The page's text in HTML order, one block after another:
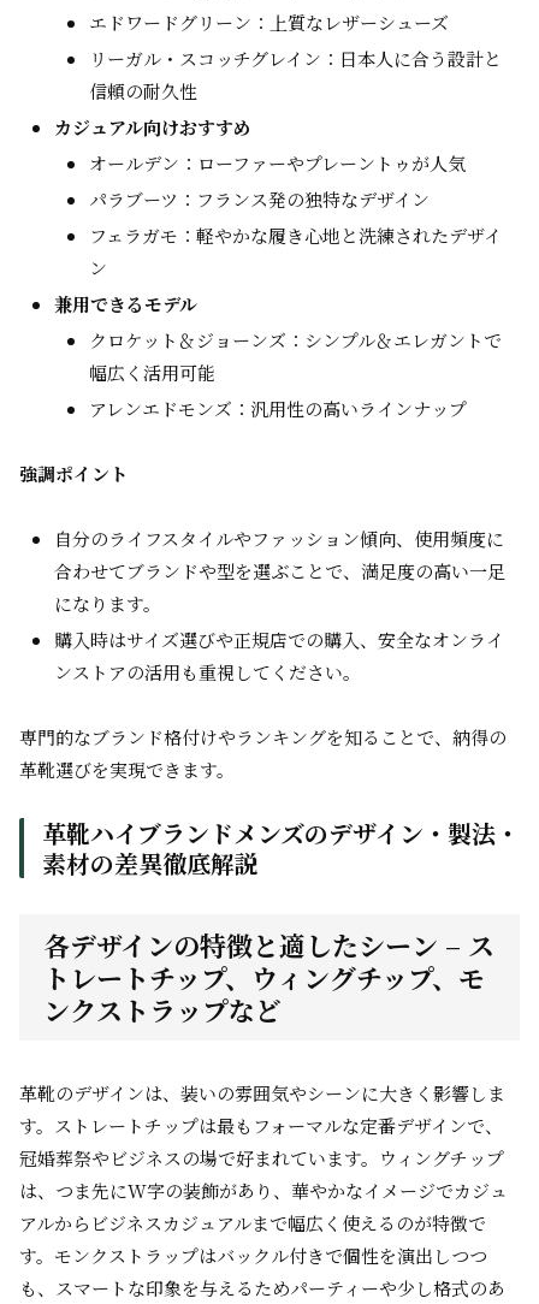
エドワードグリーン：上質なレザーシューズ
リーガル・スコッチグレイン：日本人に合う設計と
信頼の耐久性
カジュアル向けおすすめ
オールデン：ローファーやプレーントゥが人気
パラブーツ：フランス発の独特なデザイン
フェラガモ：軽やかな履き心地と洗練されたデザイ
ン
兼用できるモデル
クロケット＆ジョーンズ：シンプル＆エレガントで
幅広く活用可能
アレンエドモンズ：汎用性の高いラインナップ
強調ポイント
自分のライフスタイルやファッション傾向、使用頻度に
合わせてブランドや型を選ぶことで、満足度の高い一足
になります。
購入時はサイズ選びや正規店での購入、安全なオンライ
ンストアの活用も重視してください。
専門的なブランド格付けやランキングを知ることで、納得の
革靴選びを実現できます。
革靴ハイブランドメンズのデザイン・製法・
素材の差異徹底解説
各デザインの特徴と適したシーン – ス
トレートチップ、ウィングチップ、モ
ンクストラップなど
革靴のデザインは、装いの雰囲気やシーンに大きく影響しま
す。ストレートチップは最もフォーマルな定番デザインで、
冠婚葬祭やビジネスの場で好まれています。ウィングチップ
は、つま先にW字の装飾があり、華やかなイメージでカジュ
アルからビジネスカジュアルまで幅広く使えるのが特徴で
す。モンクストラップはバックル付きで個性を演出しつつ
も、スマートな印象を与えるためパーティーや少し格式のあ